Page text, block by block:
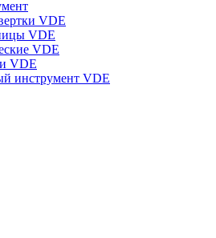
VDE
VDE
VDE
VDE
инструмент VDE